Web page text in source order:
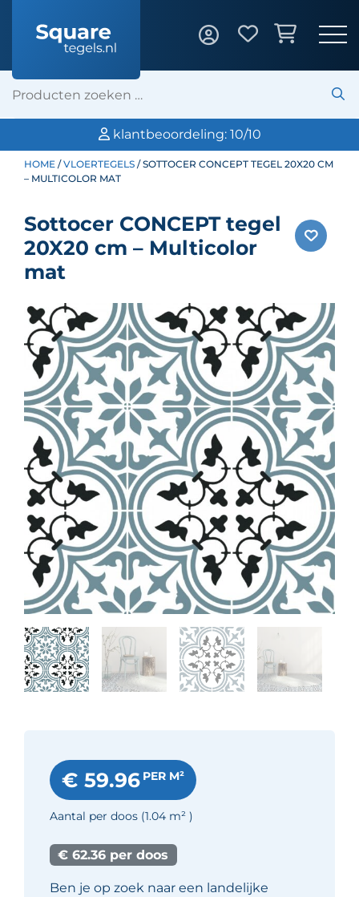
klantbeoordeling: 10/10
HOME /VLOERTEGELS / SOTTOCER CONCEPT TEGEL 20X20 CM
– MULTICOLOR MAT
Sottocer CONCEPT tegel
20X20 cm – Multicolor
mat
€ 59.96 PER M²
Aantal per doos (1.04 m² )
€ 62.36 per doos
Ben je op zoek naar een landelijke